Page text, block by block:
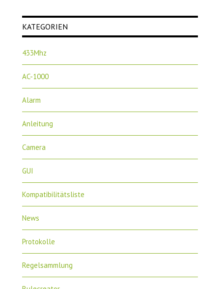
KATEGORIEN
433Mhz
AC-1000
Alarm
Anleitung
Camera
GUI
Kompatibilitätsliste
News
Protokolle
Regelsammlung